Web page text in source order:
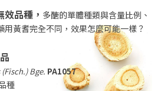
品種， 多醣的單體種類與含量比例、
黃耆完全不同，效果怎麼可能一樣？
Bge. PA1057
種